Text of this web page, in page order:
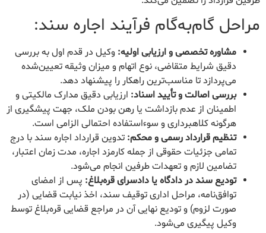
مراحل گام‌به‌گام فرآیند اجاره سند:
مشاوره تخصصی و ارزیابی اولیه: وکیل در قدم اول به بررسی
دقیق شرایط متقاضی، نوع اتهام و میزان وثیقه تعیین‌شده
می‌پردازد تا مناسب‌ترین راهکار را پیشنهاد دهد.
بررسی اصالت و تأیید اسناد: ارزیابی دقیق مدارک مالکیتی و
اطمینان از عدم بازداشت یا رهن بودن ملک، جهت پیشگیری از
هرگونه کلاهبرداری و سوءاستفاده احتمالی الزامی است.
تنظیم قرارداد رسمی و محکم: تدوین قرارداد اجاره سند با درج
تمامی جزئیات حقوقی از جمله کارمزد اجاره، مدت زمان اعتبار،
تضامین لازم و تعهدات طرفین انجام می‌شود.
تودیع سند در دادگاه یا دادسرای قره‌بلاغ: پس از امضای
توافق‌نامه، مراحل اداری توقیف سند، اخذ نیابت قضایی (در
صورت لزوم) و تودیع نهایی آن در مراجع قضایی قره‌بلاغ توسط
وکیل پیگیری می‌شود.